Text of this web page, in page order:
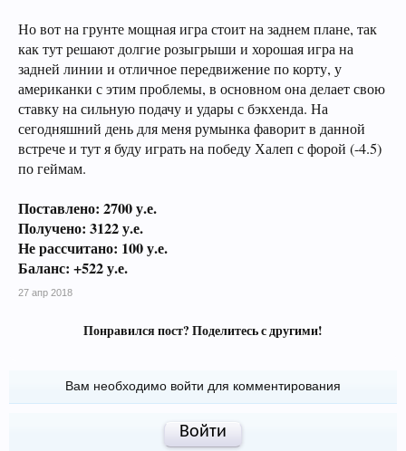
Но вот на грунте мощная игра стоит на заднем плане, так
как тут решают долгие розыгрыши и хорошая игра на
задней линии и отличное передвижение по корту, у
американки с этим проблемы, в основном она делает свою
ставку на сильную подачу и удары с бэкхенда. На
сегодняшний день для меня румынка фаворит в данной
встрече и тут я буду играть на победу Халеп с форой (-4.5)
по геймам.
Поставлено: 2700 у.е.
Получено: 3122 у.е.
Не рассчитано: 100 у.е.
Баланс: +522 у.е.
27 апр 2018
Понравился пост? Поделитесь с другими!
Вам необходимо войти для комментирования
Войти